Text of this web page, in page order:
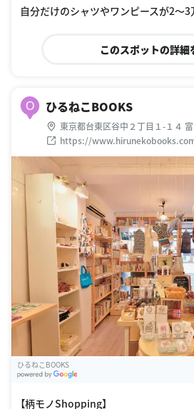
自分だけのシャツやワンピースが2〜3
このスポットの詳細
O ひるねこBOOKS
東京都台東区谷中２丁目１-１４
https://
ひるねこBOOKS
【柄モノShopping】